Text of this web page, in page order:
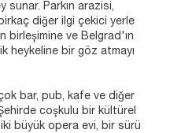
sunar. Parkın arazisi,
diğer ilgi çekici yerle
birleşimine ve Belgrad'ın
heykeline bir göz atmayı
bar, pub, kafe ve diğer
coşkulu bir kültürel
iki büyük opera evi, bir sürü